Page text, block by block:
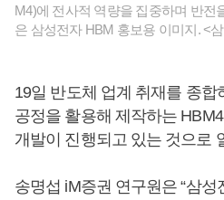
M4)에 전사적 역량을 집중하며 반전
은 삼성전자 HBM 홍보용 이미지. <
19일 반도체 업계 취재를 종합
공정을 활용해 제작하는
개발이 진행되고 있는 것으로
송명섭 iM증권 연구원은 “삼